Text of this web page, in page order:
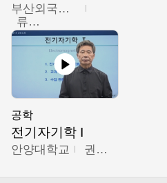
부산외국어대학교
류영철
공학
전기자기학 I
안양대학교 권원현